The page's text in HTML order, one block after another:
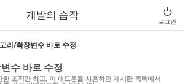
개발의 습작 로그인
리/확장변수 바로 수정
수 바로 수정
조작만 하고, 이 애드온을 사용하면 게시판 목록에서